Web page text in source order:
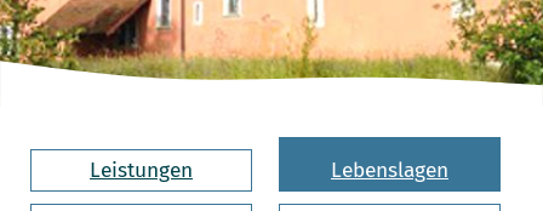
Leistungen Lebenslagen